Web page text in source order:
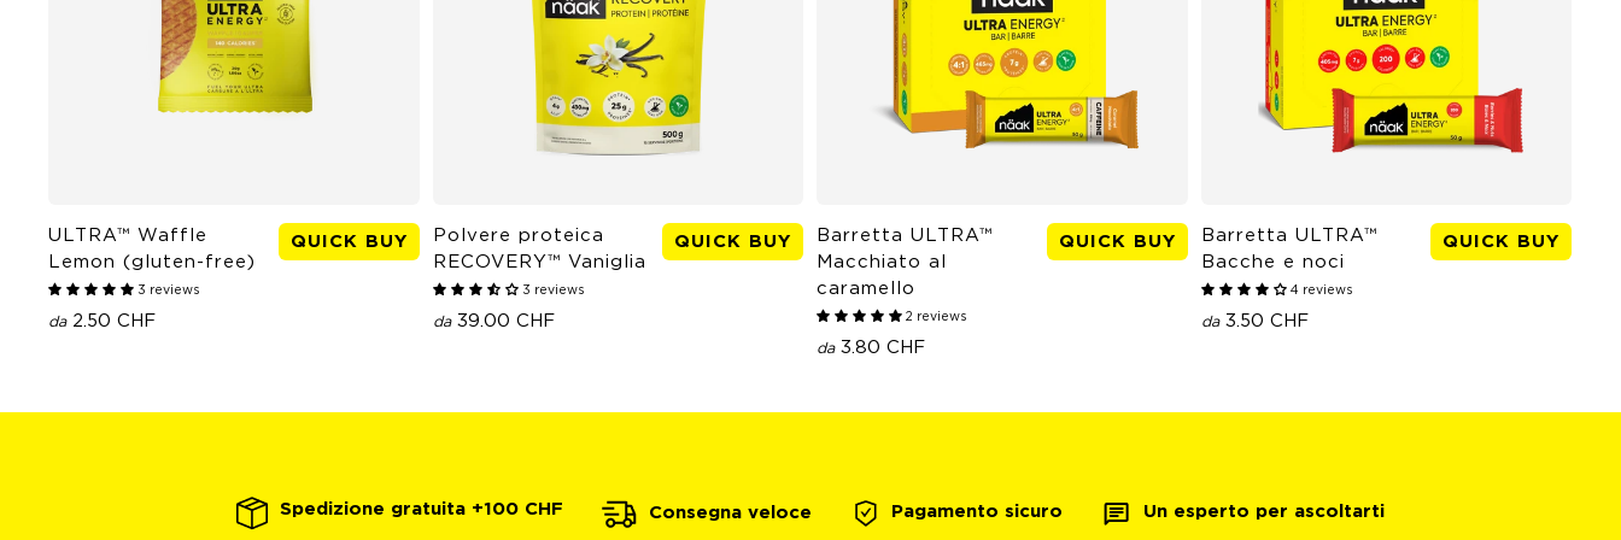
ULTRA™ Waffle
Lemon (gluten-free)
QUICK BUY
3 reviews
da 2.50 CHF
Polvere proteica
RECOVERY™ Vaniglia
QUICK BUY
3 reviews
da 39.00 CHF
Barretta ULTRA™
Macchiato al
caramello
QUICK BUY
2 reviews
da 3.80 CHF
Barretta ULTRA™
Bacche e noci
QUICK BUY
4 reviews
da 3.50 CHF
Spedizione gratuita +100 CHF Consegna veloce Pagamento sicuro Un esperto per ascoltarti